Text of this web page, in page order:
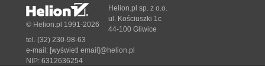
© Helion.pl 1991-2026
Helion.pl sp. z o.o.
ul. Kościuszki 1c
44-100 Gliwice
tel. (32) 230-98-63
e-mail: [wyświetl email]@helion.pl
NIP: 6312636254